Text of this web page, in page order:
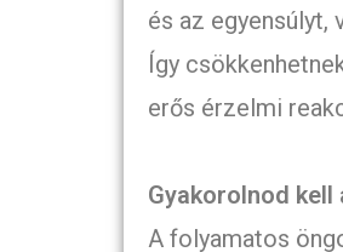
és az egyensúlyt,
Így
erős érzelmi
Gyakorolnod
A folyamatos